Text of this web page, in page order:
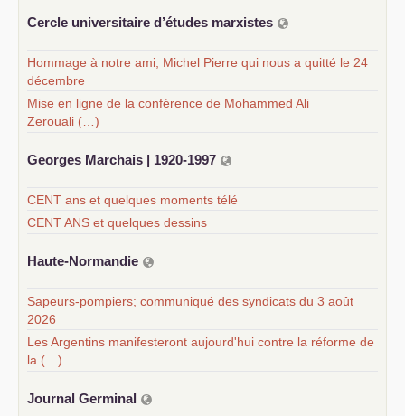
Cercle universitaire d’études marxistes
Hommage à notre ami, Michel Pierre qui nous a quitté le 24
décembre
Mise en ligne de la conférence de Mohammed Ali
Zerouali (…)
Georges Marchais | 1920-1997
CENT ans et quelques moments télé
CENT ANS et quelques dessins
Haute-Normandie
Sapeurs-pompiers; communiqué des syndicats du 3 août
2026
Les Argentins manifesteront aujourd'hui contre la réforme de
la (…)
Journal Germinal